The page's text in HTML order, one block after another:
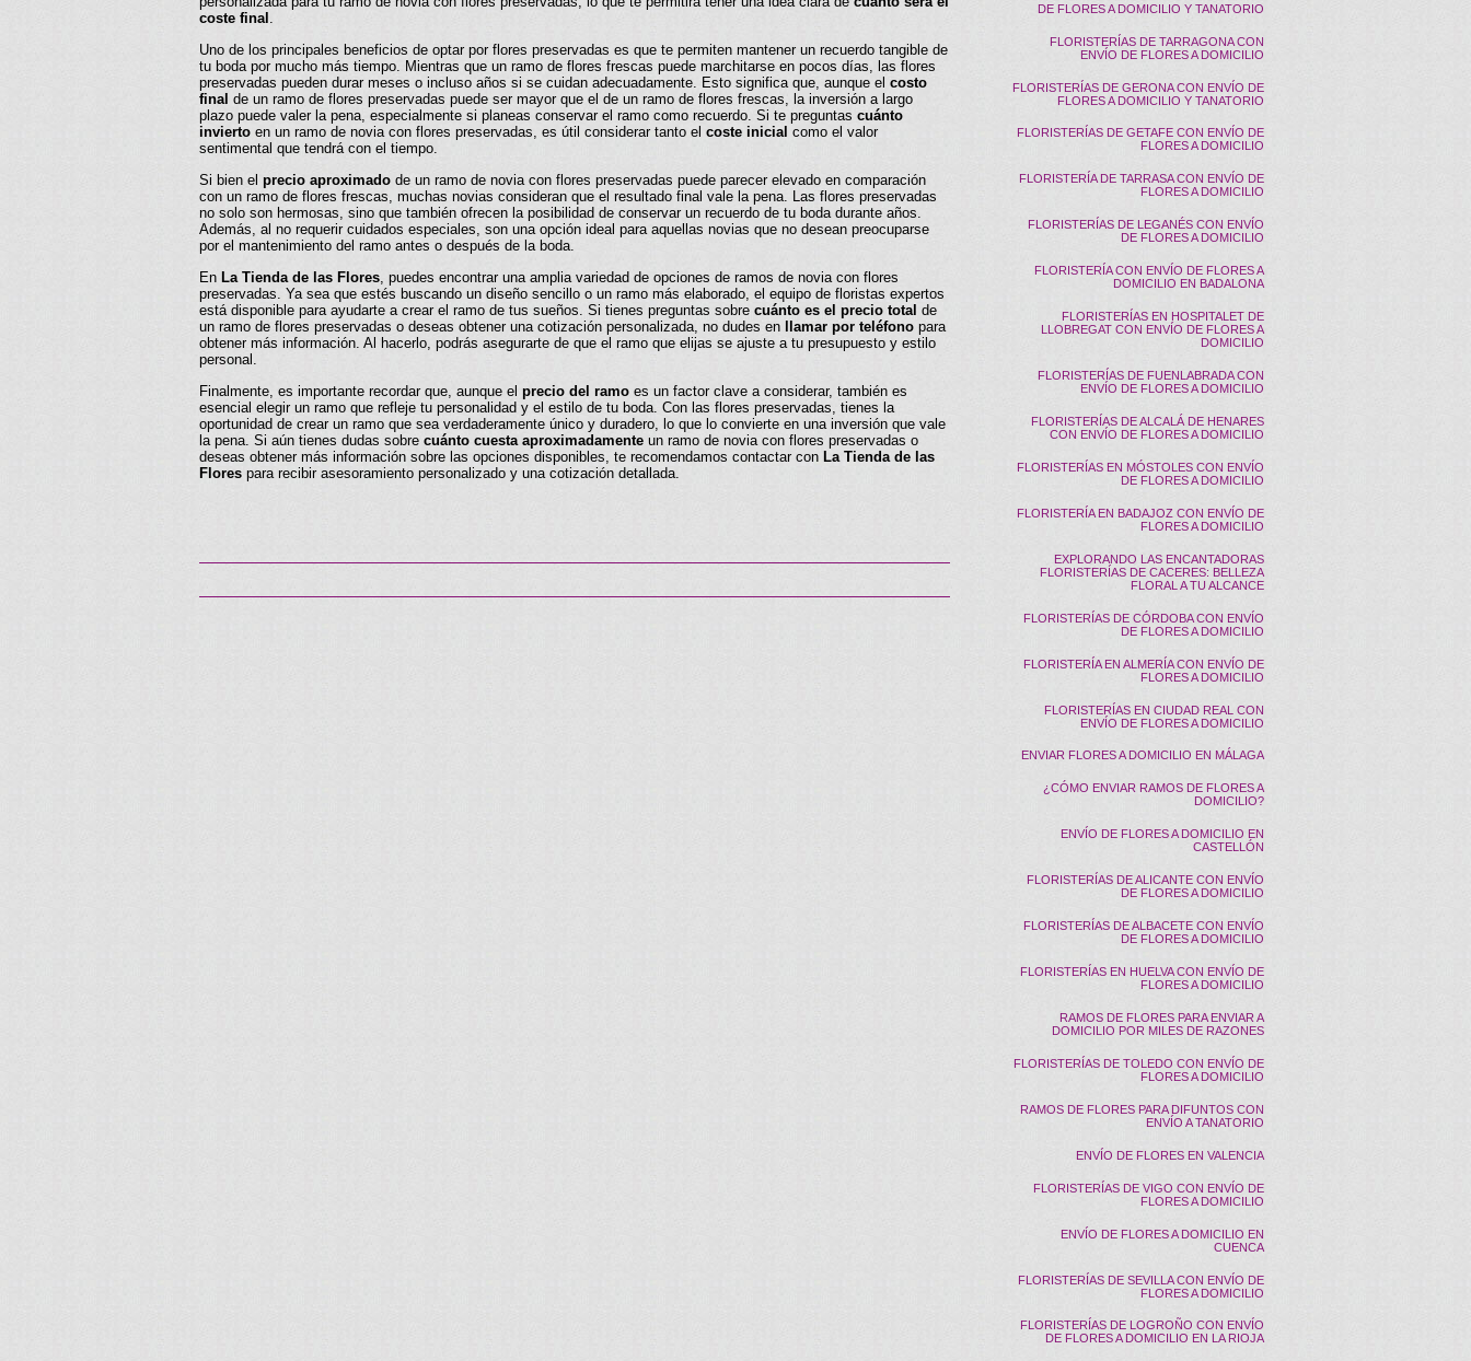
coste final .
Uno de los principales beneficios de optar por flores preservadas es que te permiten mantener un recuerdo tangible de
tu boda por mucho más tiempo. Mientras que un ramo de flores frescas puede marchitarse en pocos días, las flores
preservadas pueden durar meses o incluso años si se cuidan adecuadamente. Esto significa que, aunque el costo
final de un ramo de flores preservadas puede ser mayor que el de un ramo de flores frescas, la inversión a largo
plazo puede valer la pena, especialmente si planeas conservar el ramo como recuerdo. Si te preguntas cuánto
invierto en un ramo de novia con flores preservadas, es útil considerar tanto el coste inicial como el valor
sentimental que tendrá con el tiempo.
Si bien el precio aproximado de un ramo de novia con flores preservadas puede parecer elevado en comparación
con un ramo de flores frescas, muchas novias consideran que el resultado final vale la pena. Las flores preservadas
no solo son hermosas, sino que también ofrecen la posibilidad de conservar un recuerdo de tu boda durante años.
Además, al no requerir cuidados especiales, son una opción ideal para aquellas novias que no desean preocuparse
por el mantenimiento del ramo antes o después de la boda.
En La Tienda de las Flores, puedes encontrar una amplia variedad de opciones de ramos de novia con flores
preservadas. Ya sea que estés buscando un diseño sencillo o un ramo más elaborado, el equipo de floristas expertos
está disponible para ayudarte a crear el ramo de tus sueños. Si tienes preguntas sobre cuánto es el precio total de
un ramo de flores preservadas o deseas obtener una cotización personalizada, no dudes en
llamar por teléfono para
obtener más información. Al hacerlo, podrás asegurarte de que el ramo que elijas se ajuste a tu presupuesto y estilo
personal.
Finalmente, es importante recordar que, aunque el precio del ramo es un factor clave a considerar, también es
esencial elegir un ramo que refleje tu personalidad y el estilo de tu boda. Con las flores preservadas, tienes la
oportunidad de crear un ramo que sea verdaderamente único y duradero, lo que lo convierte en una inversión que vale
la pena. Si aún tienes dudas sobre cuánto cuesta aproximadamente un ramo de novia con flores preservadas o
deseas obtener más información sobre las opciones disponibles, te recomendamos contactar con La Tienda de las
Flores para recibir asesoramiento personalizado y una cotización detallada.
DE FLORES A DOMICILIO Y TANATORIO
FLORISTERÍAS DE TARRAGONA CON
ENVÍO DE FLORES A DOMICILIO
FLORISTERÍAS DE GERONA CON ENVÍO DE
FLORES A DOMICILIO Y TANATORIO
FLORISTERÍAS DE GETAFE CON ENVÍO DE
FLORES A DOMICILIO
FLORISTERÍA DE TARRASA CON ENVÍO DE
FLORES A DOMICILIO
FLORISTERÍAS DE LEGANÉS CON ENVÍO
DE FLORES A DOMICILIO
FLORISTERÍA CON ENVÍO DE FLORES A
DOMICILIO EN BADALONA
FLORISTERÍAS EN HOSPITALET DE
LLOBREGAT CON ENVÍO DE FLORES A
DOMICILIO
FLORISTERÍAS DE FUENLABRADA CON
ENVÍO DE FLORES A DOMICILIO
FLORISTERÍAS DE ALCALÁ DE HENARES
CON ENVÍO DE FLORES A DOMICILIO
FLORISTERÍAS EN MÓSTOLES CON ENVÍO
DE FLORES A DOMICILIO
FLORISTERÍA EN BADAJOZ CON ENVÍO DE
FLORES A DOMICILIO
EXPLORANDO LAS ENCANTADORAS
FLORISTERÍAS DE CACERES: BELLEZA
FLORAL A TU ALCANCE
FLORISTERÍAS DE CÓRDOBA CON ENVÍO
DE FLORES A DOMICILIO
FLORISTERÍA EN ALMERÍA CON ENVÍO DE
FLORES A DOMICILIO
FLORISTERÍAS EN CIUDAD REAL CON
ENVÍO DE FLORES A DOMICILIO
ENVIAR FLORES A DOMICILIO EN MÁLAGA
¿CÓMO ENVIAR RAMOS DE FLORES A
DOMICILIO?
ENVÍO DE FLORES A DOMICILIO EN
CASTELLÓN
FLORISTERÍAS DE ALICANTE CON ENVÍO
DE FLORES A DOMICILIO
FLORISTERÍAS DE ALBACETE CON ENVÍO
DE FLORES A DOMICILIO
FLORISTERÍAS EN HUELVA CON ENVÍO DE
FLORES A DOMICILIO
RAMOS DE FLORES PARA ENVIAR A
DOMICILIO POR MILES DE RAZONES
FLORISTERÍAS DE TOLEDO CON ENVÍO DE
FLORES A DOMICILIO
RAMOS DE FLORES PARA DIFUNTOS CON
ENVÍO A TANATORIO
ENVÍO DE FLORES EN VALENCIA
FLORISTERÍAS DE VIGO CON ENVÍO DE
FLORES A DOMICILIO
ENVÍO DE FLORES A DOMICILIO EN
CUENCA
FLORISTERÍAS DE SEVILLA CON ENVÍO DE
FLORES A DOMICILIO
FLORISTERÍAS DE LOGROÑO CON ENVÍO
DE FLORES A DOMICILIO EN LA RIOJA